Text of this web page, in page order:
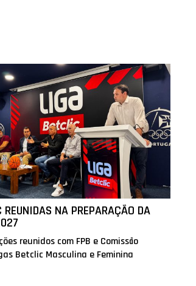
NA PREPARAÇÃO DA
reunidos com FPB e Comissão
Betclic Masculina e Feminina